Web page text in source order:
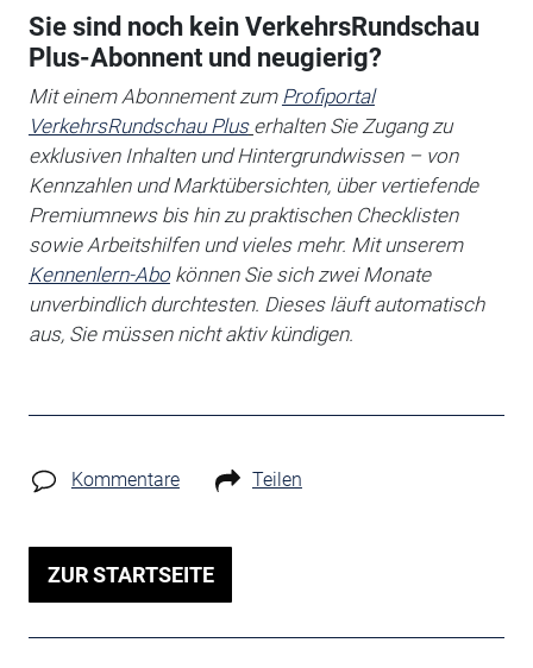
Sie sind noch kein VerkehrsRundschau
Plus-Abonnent und neugierig?
Mit einem Abonnement zum Profiportal
VerkehrsRundschau Plus erhalten Sie Zugang zu
exklusiven Inhalten und Hintergrundwissen – von
Kennzahlen und Marktübersichten, über vertiefende
Premiumnews bis hin zu praktischen Checklisten
sowie Arbeitshilfenund vieles mehr. Mit unserem
Kennenlern-Abokönnen Sie sich zwei Monate
unverbindlich durchtesten. Dieses läuft automatisch
aus, Sie müssen nicht aktiv kündigen.
Kommentare Teilen
ZUR STARTSEITE